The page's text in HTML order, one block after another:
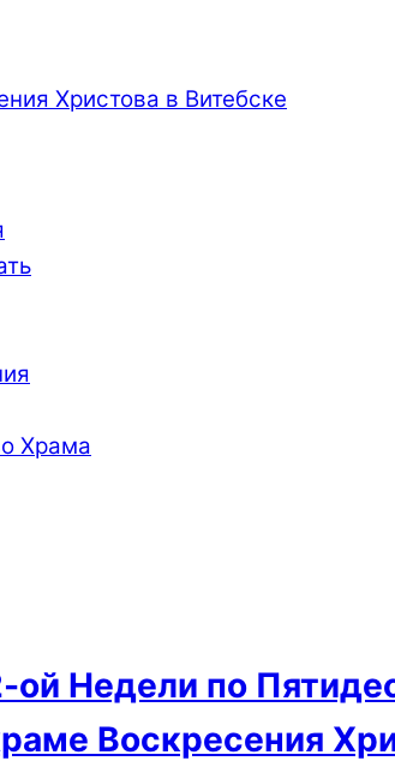
Храма
ой Недели по
Воскресения